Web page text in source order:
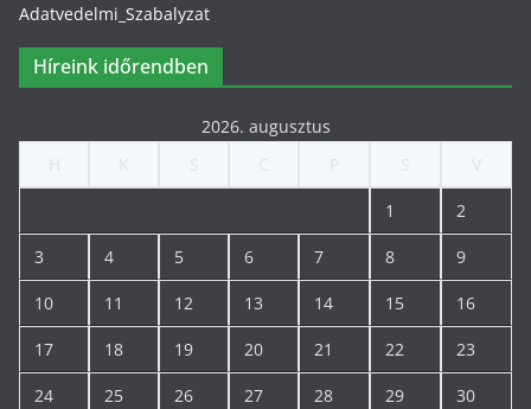
Adatvedelmi_Szabalyzat
Híreink időrendben
2026. augusztus
1 2
3 4 5 6 7 8 9
10 11 12 13 14 15 16
17 18 19 20 21 22 23
24 25 26 27 28 29 30